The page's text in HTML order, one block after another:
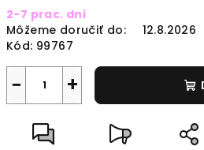
cena:
2-7 prac. dni
Môžeme doručiť do:
12.8.2026
Kód: 99767
+
−